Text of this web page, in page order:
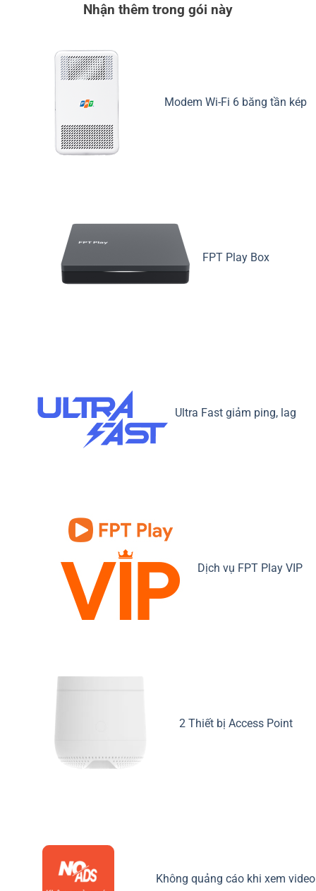
Nhận thêm trong gói này
Modem Wi-Fi 6 băng tần kép
FPT Play Box
Ultra Fast giảm ping, lag
Dịch vụ FPT Play VIP
2 Thiết bị Access Point
Không quảng cáo khi xem video